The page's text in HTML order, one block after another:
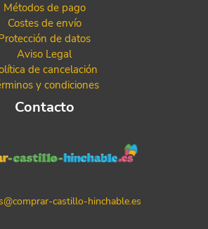
Métodos de pago
Costes de envío
de datos
Aviso Legal
de cancelación
y condiciones
Contacto
castillo-hinchable.es